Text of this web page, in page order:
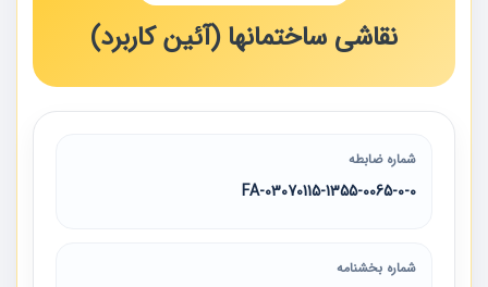
نقاشی ساختمانها (آئین کاربرد)
شماره ضابطه
03070115-1355-0065-0-0-FA
شماره بخشنامه